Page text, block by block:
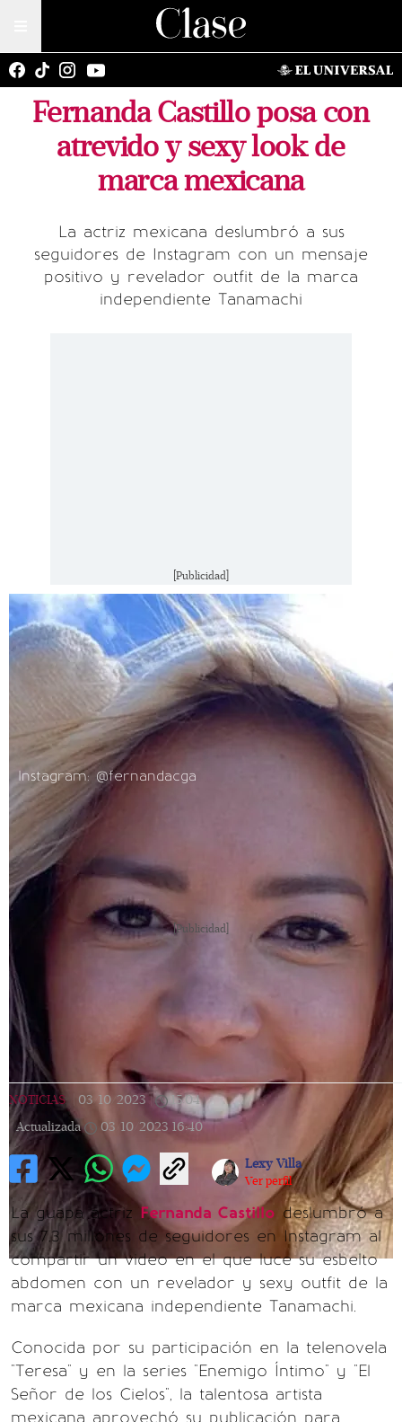
Fernanda Castillo posa con
atrevido y sexy look de
marca mexicana
La actriz mexicana deslumbró a sus
seguidores de Instagram con un mensaje
positivo y revelador outfit de la marca
independiente Tanamachi
[Publicidad]
Instagram: @fernandacga
[Publicidad]
NOTICIAS 03/10/2023 | 15:04 |
Actualizada
03/10/2023 16:40
Lexy Villa
Ver perfil
La guapa actriz Fernanda Castillo deslumbró a
sus 7.3 millones de seguidores en Instagram al
compartir un video en el que luce su esbelto
abdomen con un revelador y sexy outfit de la
marca mexicana independiente Tanamachi.
Conocida por su participación en la telenovela
"Teresa" y en la series "Enemigo Íntimo" y "El
Señor de los Cielos", la talentosa artista
mexicana aprovechó su publicación para